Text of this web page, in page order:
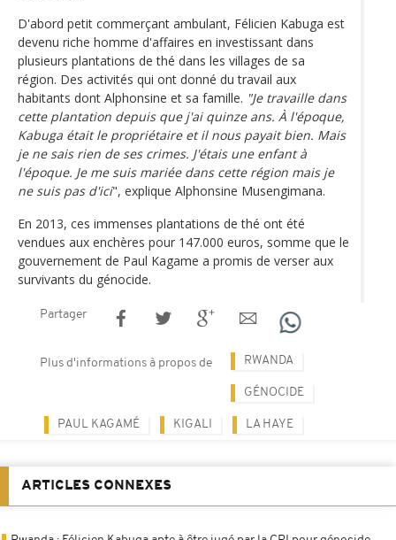
D'abord petit commerçant ambulant, Félicien Kabuga est
devenu riche homme d'affaires en investissant dans
plusieurs plantations de thé dans les villages de sa
région. Des activités qui ont donné du travail aux
habitants dont Alphonsine et sa famille. "Je travaille dans
cette plantation depuis que j'ai quinze ans. À l'époque,
Kabuga était le propriétaire et il nous payait bien. Mais
je ne sais rien de ses crimes. J'étais une enfant à
l'époque. Je me suis mariée dans cette région mais je
ne suis pas d'ici", explique Alphonsine Musengimana.
En 2013, ces immenses plantations de thé ont été
vendues aux enchères pour 147.000 euros, somme que le
gouvernement de Paul Kagame a promis de verser aux
survivants du génocide.
Partager
Plus d'informations à propos de RWANDA
GÉNOCIDE
PAUL KAGAMÉ KIGALI LA HAYE
ARTICLES CONNEXES